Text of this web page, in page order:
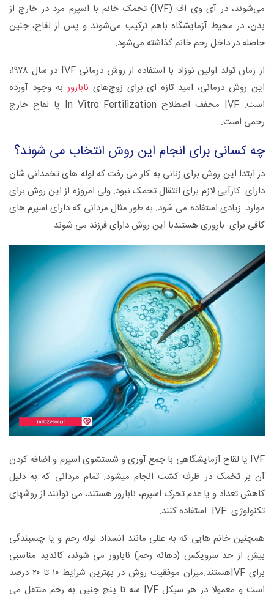
می‌شوند، در آی وی اف (IVF) تخمک خانم با اسپرم مرد در خارج از
بدن، در محیط آزمایشگاه باهم ترکیب می‌شوند و پس از لقاح، جنین
حاصله در داخل رحم خانم گذاشته می‌شود.
از زمان تولد اولین نوزاد با استفاده از روش درمانی IVF در سال ۱۹۷۸،
این روش درمانی، امید تازه‌ ای برای زوج‌های نابارور به وجود آورده
است. IVF مخفف اصطلاح In Vitro Fertilization یا لقاح خارج
رحمی است.
چه کسانی برای انجام این روش انتخاب می شوند؟
در ابتدا این روش برای زنانی به کار می رفت که لوله های تخمدانی شان
دارای کارآیی لازم برای انتقال تخمک نبود. ولی امروزه از این روش برای
موارد زیادی استفاده می شود. به طور مثال مردانی که دارای اسپرم های
کافی برای باروری هستندبا این روش دارای فرزند می شوند.
IVF یا لقاح آزمایشگاهی با جمع آوری و شستشوی اسپرم و اضافه کردن
آن بر تخمک در ظرف کشت انجام میشود. تمام مردانی که به دلیل
کاهش تعداد و یا عدم تحرک اسپرم، نابارور هستند، می توانند از روشهای
تکنولوژی IVF استفاده کنند.
همچنین خانم هایی که به عللی مانند انسداد لوله رحم و یا چسبندگی
بیش از حد سرویکس (دهانه رحم) نابارور می شوند، کاندید مناسبی
برای IVFهستند.میزان موفقیت روش در بهترین شرایط ۱۰ تا ۲۰ درصد
است و معمولا در هر سیکل IVF سه تا پنج جنین به رحم منتقل می